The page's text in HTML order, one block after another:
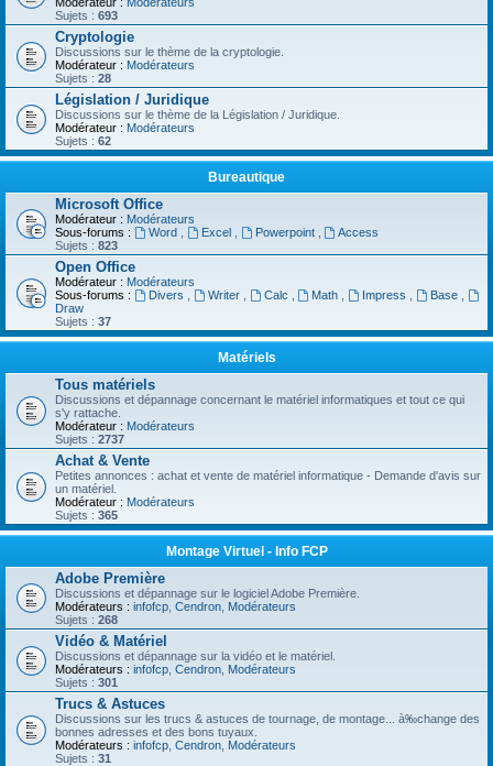
Sujets : 693
Cryptologie
Discussions sur le thème de la cryptologie.
Modérateur : Modérateurs
Sujets : 28
Législation / Juridique
Discussions sur le thème de la Législation / Juridique.
Modérateur : Modérateurs
Sujets : 62
Bureautique
Microsoft Office
Modérateur : Modérateurs
Sous-forums :
Word Excel Powerpoint
Access
Sujets : 823
Open Office
Modérateur : Modérateurs
Sous-forums :
Divers Writer Calc Math Impress Base
Draw
Sujets : 37
Matériels
Tous matériels
Discussions et dépannage concernant le matériel informatiques et tout ce qui
s'y rattache.
Modérateur : Modérateurs
Sujets : 2737
Achat & Vente
Petites annonces : achat et vente de matériel informatique - Demande d'avis sur
un matériel.
Modérateur : Modérateurs
Sujets : 365
Montage Virtuel - Info FCP
Adobe Première
Discussions et dépannage sur le logiciel Adobe Première.
Modérateurs : infofcp Cendron Modérateurs
Sujets : 268
Vidéo & Matériel
Discussions et dépannage sur la vidéo et le matériel.
Modérateurs : infofcp Cendron Modérateurs
Sujets : 301
Trucs & Astuces
Discussions sur les trucs & astuces de tournage, de montage... à‰change des
bonnes adresses et des bons tuyaux.
Modérateurs : infofcp Cendron Modérateurs
Sujets : 31